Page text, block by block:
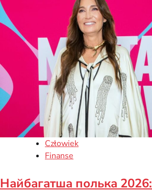
Człowiek
Finanse
Найбагатша полька